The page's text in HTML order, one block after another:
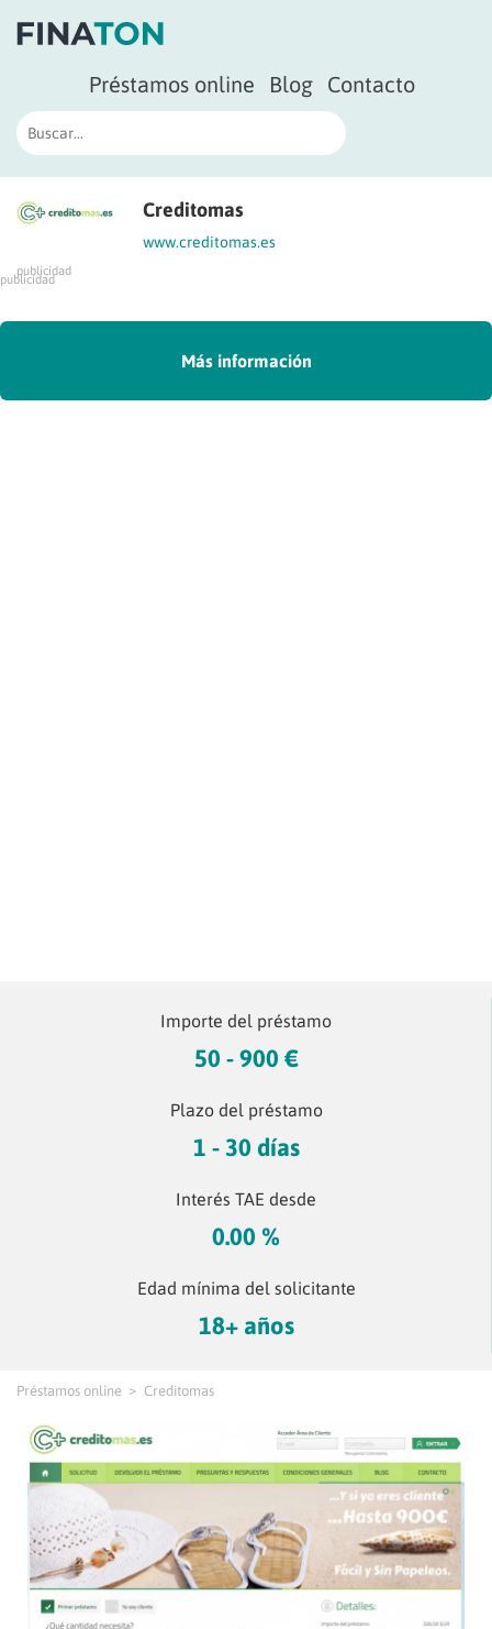
Préstamos online Blog Contacto
Creditomas
www.creditomas.es
publicidad
publicidad
Más información
Importe del préstamo
50 - 900 €
Plazo del préstamo
1 - 30 días
Interés TAE desde
0.00 %
Edad mínima del solicitante
18+ años
Préstamos online Creditomas